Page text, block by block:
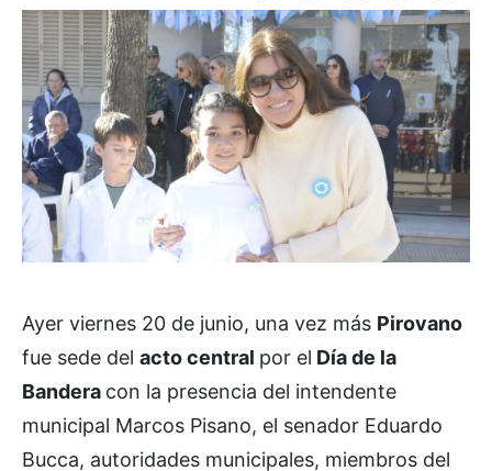
Ayer viernes 20 de junio, una vez más Pirovano
fue sede del acto central por el Día de la
Bandera con la presencia del intendente
municipal Marcos Pisano, el senador Eduardo
Bucca, autoridades municipales, miembros del